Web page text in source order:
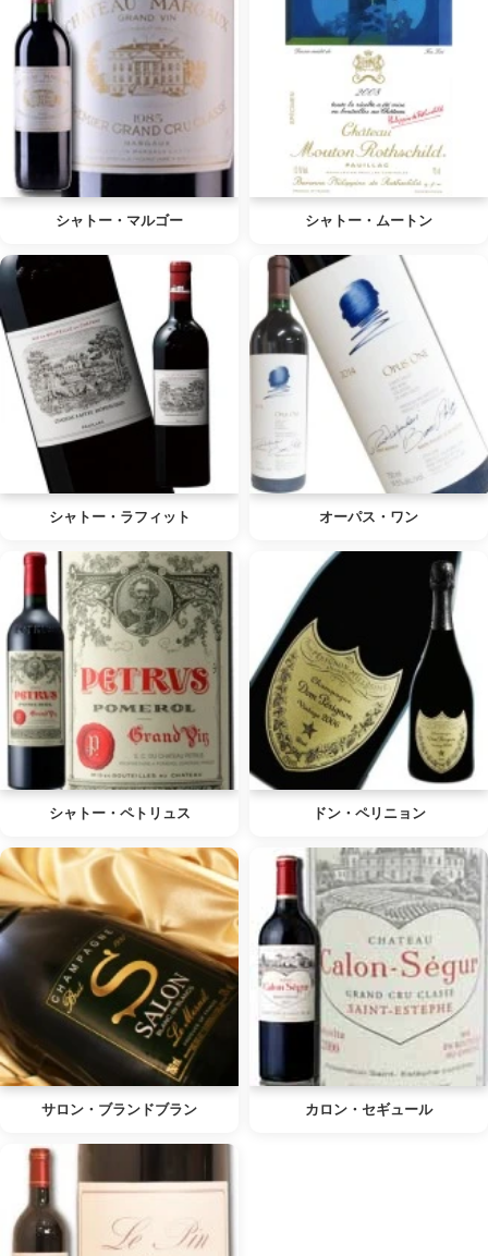
シャトー・マルゴー シャトー・ムートン
シャトー・ラフィット オーパス・ワン
シャトー・ペトリュス ドン・ペリニョン
サロン・ブランドブラン カロン・セギュール